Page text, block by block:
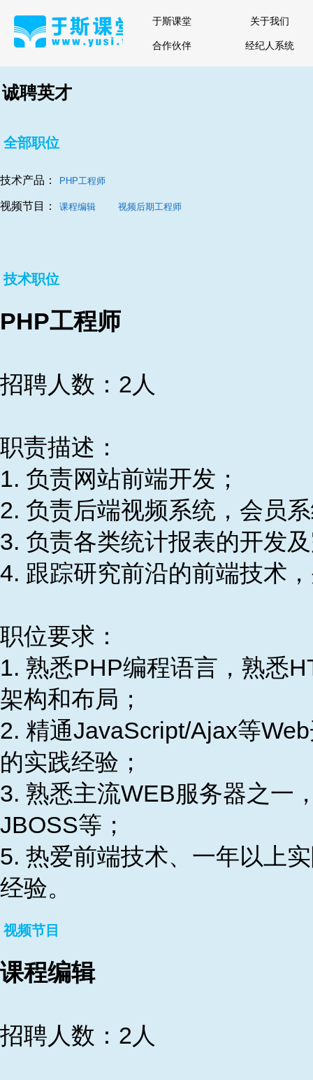
于斯课堂 关于我们
合作伙伴 经纪人系统
诚聘英才
全部职位
技术产品： PHP工程师
视频节目： 课程编辑 视频后期工程师
技术职位
PHP工程师
招聘人数：2人
职责描述：
1. 负责网站前端开发；
2. 负责后端视频系统，会员
3. 负责各类统计报表的开发
4. 跟踪研究前沿的前端技术
职位要求：
1. 熟悉PHP编程语言，熟悉
架构和布局；
2. 精通JavaScript/Ajax等
的实践经验；
3. 熟悉主流WEB服务器之一
JBOSS等；
5. 热爱前端技术、一年以上
经验。
视频节目
课程编辑
招聘人数：2人